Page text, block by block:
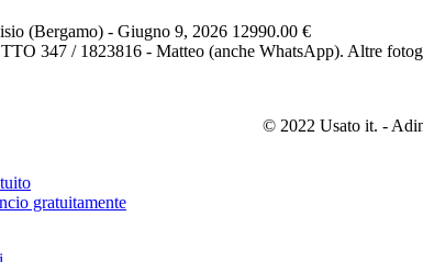
(Bergamo) - Giugno 9, 2026 12990.00 €
347 / 1823816 - Matteo (anche WhatsApp). Altre
© 2022 Usato it. -
gratuitamente